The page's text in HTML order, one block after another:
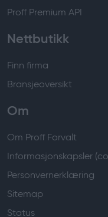
Proff Premium API
Nettbutikk
Finn firma
Bransjeoversikt
Om
Om Proff Forvalt
Informasjonskapsler
Personvernerklæring
Sitemap
Status